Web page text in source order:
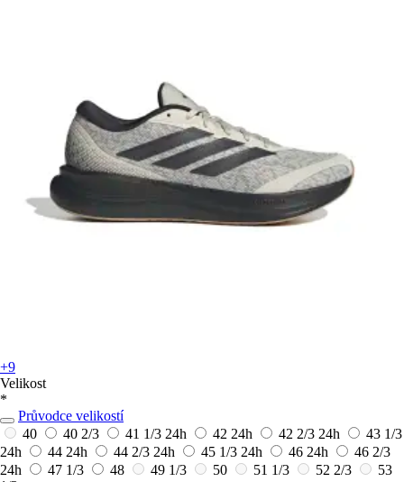
+9
Velikost
*
Průvodce velikostí
40
40 2/3 41 1/3 24h 42 24h 42 2/3 24h
43 1/3
24h
44 24h 44 2/3 24h 45 1/3 24h 46 24h
46 2/3
24h
47 1/3 48 49 1/3 50 51 1/3 52 2/3
53